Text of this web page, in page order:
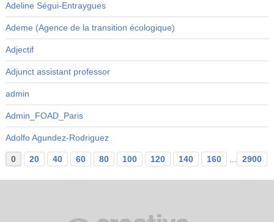
Adeline Ségui-Entraygues
Ademe (Agence de la transition écologique)
Adjectif
Adjunct assistant professor
admin
Admin_FOAD_Paris
Adolfo Agundez-Rodriguez
0 20 40 60 80 100 120 140 160 ... 2900